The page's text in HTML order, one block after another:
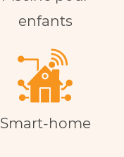
enfants
Smart-home